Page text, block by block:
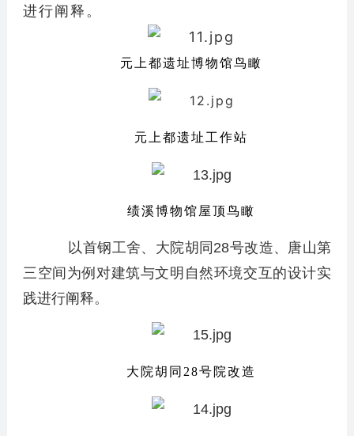
进行阐释。
元上都遗址博物馆鸟瞰
元上都遗址工作站
绩溪博物馆屋顶鸟瞰
以首钢工舍、大院胡同28号改造、唐山第
三空间为例对建筑与文明自然环境交互的设计实
践进行阐释。
大院胡同28号院改造